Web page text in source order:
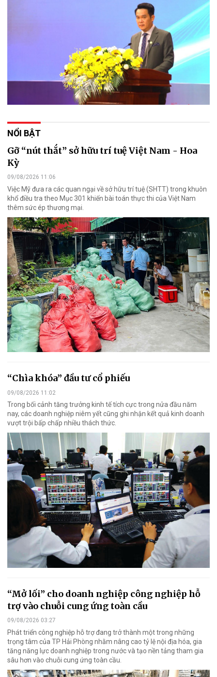
NỔI BẬT
Gỡ “nút thắt” sở hữu trí tuệ Việt Nam - Hoa
Kỳ
09/08/2026 11:06
Việc Mỹ đưa ra các quan ngại về sở hữu trí tuệ (SHTT) trong khuôn
khổ điều tra theo Mục 301 khiến bài toán thực thi của Việt Nam
thêm sức ép thương mại.
“Chìa khóa” đầu tư cổ phiếu
09/08/2026 11:02
Trong bối cảnh tăng trưởng kinh tế tích cực trong nửa đầu năm
nay, các doanh nghiệp niêm yết cũng ghi nhận kết quả kinh doanh
vượt trội bấp chấp nhiều thách thức.
“Mở lối” cho doanh nghiệp công nghiệp hỗ
trợ vào chuỗi cung ứng toàn cầu
09/08/2026 03:27
Phát triển công nghiệp hỗ trợ đang trở thành một trong những
trọng tâm của TP Hải Phòng nhằm nâng cao tỷ lệ nội địa hóa, gia
tăng năng lực doanh nghiệp trong nước và tạo nền tảng tham gia
sâu hơn vào chuỗi cung ứng toàn cầu.